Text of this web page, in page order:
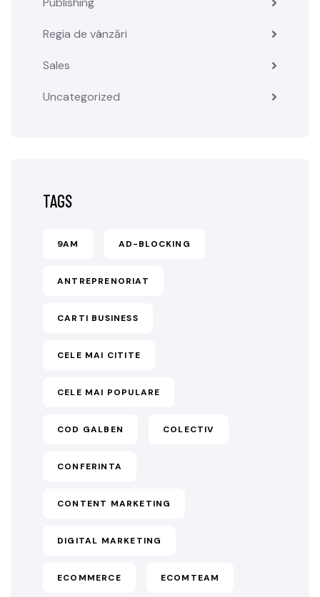
Regia de vânzări
Sales
Uncategorized
TAGS
9AM AD-BLOCKING
ANTREPRENORIAT
CARTI BUSINESS
CELE MAI CITITE
CELE MAI POPULARE
COD GALBEN COLECTIV
CONFERINTA
CONTENT MARKETING
DIGITAL MARKETING
ECOMMERCE ECOMTEAM